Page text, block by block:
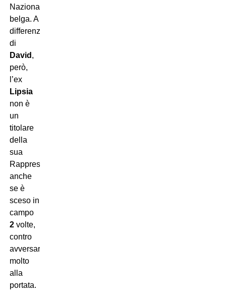
Nazionale
belga. A
differenza
di
David ,
però,
l’ex
Lipsia
non è
un
titolare
della
sua
Rappresentativa:
anche
se è
sceso in
campo
2 volte,
contro
avversari
molto
alla
portata.